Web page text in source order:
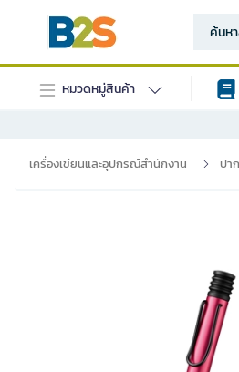
หมวดหมู่สินค้า
เครื่องเขียนและอุปกรณ์สำนักงาน ปา